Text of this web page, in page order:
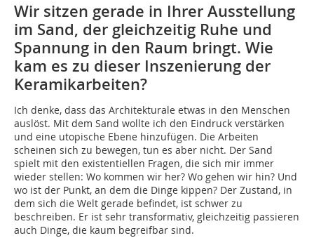
Wir sitzen gerade in Ihrer Ausstellung
im Sand, der gleichzeitig Ruhe und
Spannung in den Raum bringt. Wie
kam es zu dieser Inszenierung der
Keramikarbeiten?
Ich denke, dass das Architekturale etwas in den Menschen
auslöst. Mit dem Sand wollte ich den Eindruck verstärken
und eine utopische Ebene hinzufügen. Die Arbeiten
scheinen sich zu bewegen, tun es aber nicht. Der Sand
spielt mit den existentiellen Fragen, die sich mir immer
wieder stellen: Wo kommen wir her? Wo gehen wir hin? Und
wo ist der Punkt, an dem die Dinge kippen? Der Zustand, in
dem sich die Welt gerade befindet, ist schwer zu
beschreiben. Er ist sehr transformativ, gleichzeitig passieren
auch Dinge, die kaum begreifbar sind.